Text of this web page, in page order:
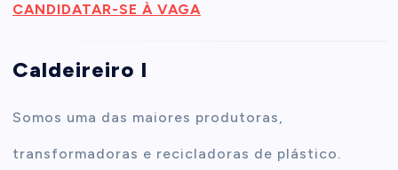
CANDIDATAR-SE À VAGA
Caldeireiro I
Somos uma das maiores produtoras,
transformadoras e recicladoras de plástico.